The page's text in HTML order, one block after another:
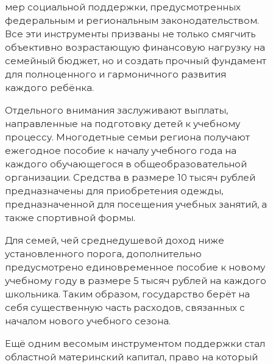
мер социальной поддержки, предусмотренных
федеральным и региональным законодательством.
Все эти инструменты призваны не только смягчить
объективно возрастающую финансовую нагрузку на
семейный бюджет, но и создать прочный фундамент
для полноценного и гармоничного развития
каждого ребёнка.
Отдельного внимания заслуживают выплаты,
направленные на подготовку детей к учебному
процессу. Многодетные семьи региона получают
ежегодное пособие к началу учебного года на
каждого обучающегося в общеобразовательной
организации. Средства в размере 10 тысяч рублей
предназначены для приобретения одежды,
предназначенной для посещения учебных занятий, а
также спортивной формы.
Для семей, чей среднедушевой доход ниже
установленного порога, дополнительно
предусмотрено единовременное пособие к новому
учебному году в размере 5 тысяч рублей на каждого
школьника. Таким образом, государство берёт на
себя существенную часть расходов, связанных с
началом нового учебного сезона.
Ещё одним весомым инструментом поддержки стал
областной материнский капитал, право на который